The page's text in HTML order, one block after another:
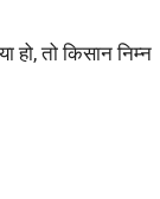
हो, तो किसान निम्न